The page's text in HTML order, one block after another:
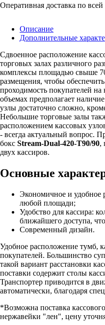
Оперативная доставка по
Описание
Дополнительные
Сдвоенное расположение
торговых залах различного
комплексы площадью свыше
размещения, чтобы
проходимость покупателей
объемах предполагает
узлы достаточно сложно,
Небольшие торговые залы
расположением кассовых
- всегда актуальный вопрос.
бокс Stream-Dual-420-T90/90,
двух кассиров.
Основные
Экономичное и удобное
любой площади;
Удобство для кассира:
ближайшего доступа,
Современный дизайн.
Удобное расположение тумб,
покупателей. Большинство
такой вариант расстановки
поставки содержит столы
Транспортер приводится в
автоматически, благодаря
*Возможна поставка
нержавейки "лен", цену